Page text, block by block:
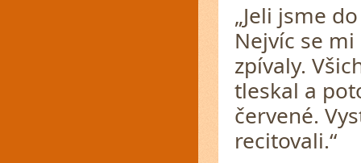
„Jeli jsme
Nejvíc se
zpívaly.
tleskal a
červené.
recitovali.“